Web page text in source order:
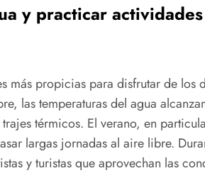
y practicar actividades
más propicias para disfrutar de los
las temperaturas del agua
térmicos. El verano, en
largas jornadas al aire libre.
y turistas que aprovechan las